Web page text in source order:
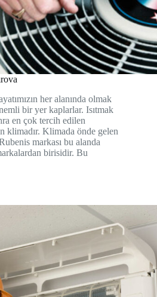
her alanında olmak
bir yer kaplarlar. Isıtmak
en çok tercih edilen
klimadır. Klimada önde gelen
markası bu alanda
birisidir. Bu